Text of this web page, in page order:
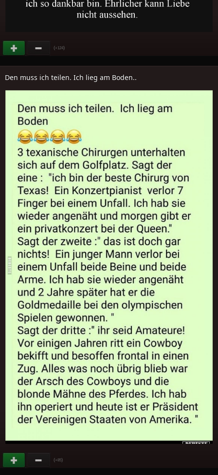
(+124)
Den muss ich teilen. Ich lieg am Boden..
(+85)